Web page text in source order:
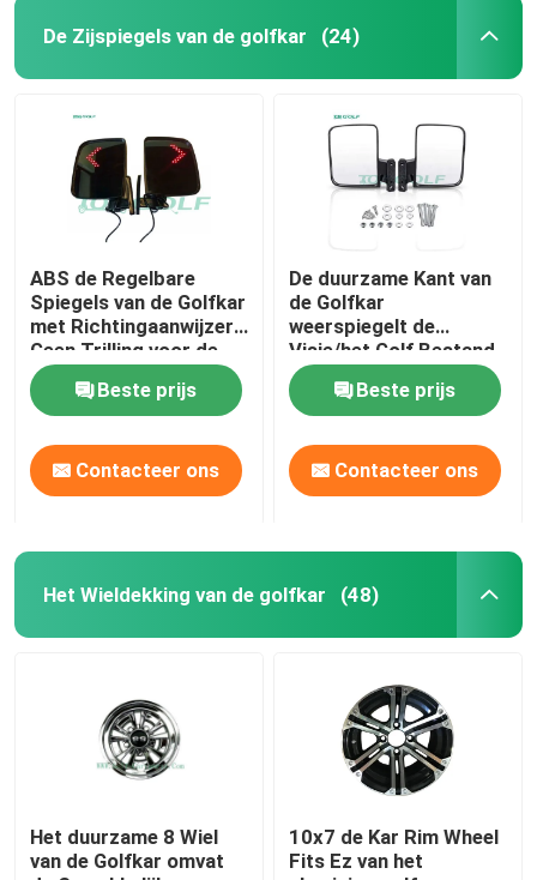
De Zijspiegels van de golfkar (24)
ABS de Regelbare
Spiegels van de Golfkar
met Richtingaanwijzers
Geen Trilling voor de
Clubauto van de
GolfautoBeste prijs
Contacteer ons
De duurzame Kant van
de Golfkar
weerspiegelt de
Visie/het Golf Bestand
de Trilling van
Kartoebehoren van HD
Beste prijs
Contacteer ons
Het Wieldekking van de golfkar (48)
Het duurzame 8 Wiel
van de Golfkar omvat
10x7 de Kar Rim Wheel
Fits Ez van het